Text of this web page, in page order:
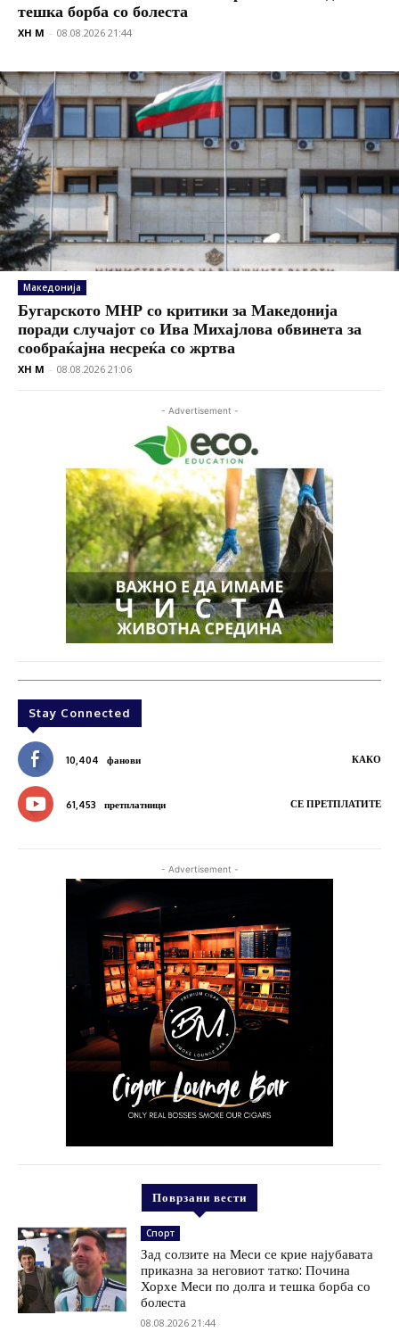
тешка борба со болеста
XH M - 08.08.2026 21:44
Македонија
Бугарското МНР со критики за Македонија
поради случајот со Ива Михајлова обвинета за
сообраќајна несреќа со жртва
XH M - 08.08.2026 21:06
- Advertisement -
Stay Connected
10,404 фанови КАКО
61,453 претплатници СЕ ПРЕТПЛАТИТЕ
- Advertisement -
Поврзани вести
Спорт
Зад солзите на Меси се крие најубавата
приказна за неговиот татко: Почина
Хорхе Меси по долга и тешка борба со
болеста
08.08.2026 21:44